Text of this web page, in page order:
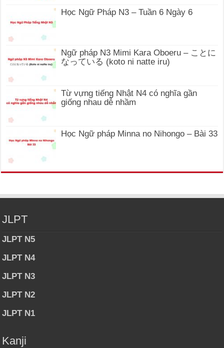
Học Ngữ Pháp N3 – Tuần 6 Ngày 6
Ngữ pháp N3 Mimi Kara Oboeru – ことに
なっている (koto ni natte iru)
Từ vựng tiếng Nhật N4 có nghĩa gần
giống nhau dễ nhầm
Học Ngữ pháp Minna no Nihongo – Bài 33
JLPT
JLPT N5
JLPT N4
JLPT N3
JLPT N2
JLPT N1
Kanji